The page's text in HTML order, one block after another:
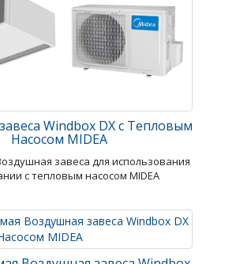
Windbox DX с Тепловым
Насосом MIDEA
завеса для использования
с тепловым насосом MIDEA